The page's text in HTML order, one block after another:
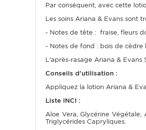
Par conséquent, avec cette
Les soins Ariana & Evans sont
- Notes de tête : fraise, fleurs
- Notes de fond : bois de cèdre
L'après-rasage Ariana &
Conseils d'utilisation :
Appliquez la lotion Ariana &
Liste INCI :
Aloe Vera, Glycérine Végétale,
Triglycérides Capryliques.